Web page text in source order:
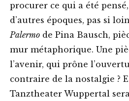
procurer ce qui a été
d’autres époques, pas si
Palermo de Pina Bausch,
mur métaphorique. Une
l’avenir, qui prône
contraire de la nostalgie ?
Tanztheater Wuppertal